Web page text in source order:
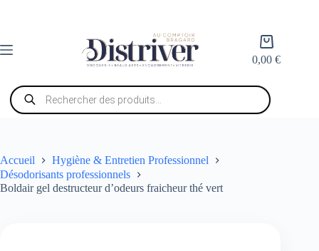
Panier
d’achat
0,00€
Recherche
de
produits
Accueil
Hygiène & Entretien Professionnel
Désodorisants professionnels
Boldair gel destructeur d’odeurs fraicheur thé vert